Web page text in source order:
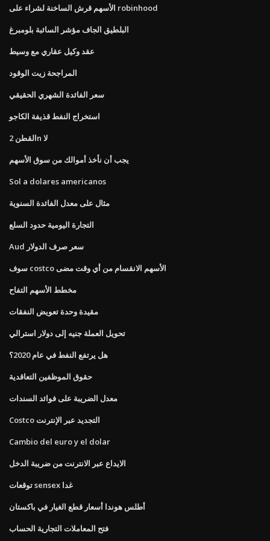
الأسهم قرش الساخنة لشراء على robinhood
البلطيق الجاف مؤشر السائبة بلومبرغ
عقد وكيل عقاري مع وسيط
المراجحة زيت الوقود
سعر الفائدة الشهري الحقيقي
استخراج النفط قذيفة الكاجو
القطن 2n لا
يجب أن نأخذ أموالك من سوق الأسهم
Sol a dolares americanos
مثال على معدل الفائدة السنوية
التجارة اليومية حدود السلع
Aud سعر صرف الدولار
سوف costco الأسهم الانقسام من أي وقت مضى
مخطط الأسهم التفاح
مقيدة وحدة تعويض النفقات
تحويل العملة جنيه إلى دولار استرالي
هل يرتفع النفط في عام 2020؟
حقوق الموظفين التعاقدية
معدل الضريبة على فوائد السندات
Costco التجديد عبر الإنترنت
Cambio del euro y el dolar
الايداع عبر الانترنت من ضريبة الدخل
توقعات sensex غدا
أطلس هوندا أسعار قطع الغيار في باكستان
فتح المعاملات التجارية الحساب